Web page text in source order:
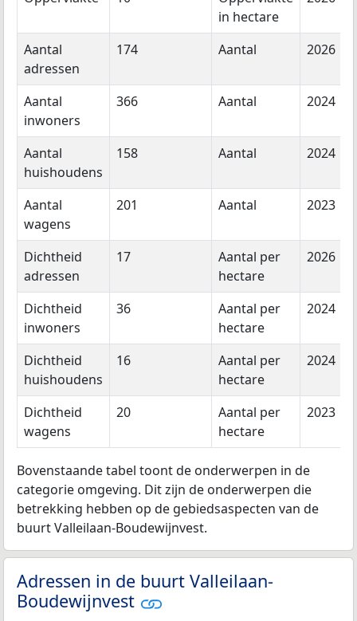
in hectare
Aantal
adressen
174 Aantal 2026
Aantal
inwoners
366 Aantal 2024
Aantal
huishoudens
158 Aantal 2024
Aantal
wagens
201 Aantal 2023
Dichtheid
adressen
17
Aantal per
hectare
2026
Dichtheid
inwoners
36
Aantal per
hectare
2024
Dichtheid
huishoudens
16
Aantal per
hectare
2024
Dichtheid
wagens
20
Aantal per
hectare
2023
Bovenstaande tabel toont de onderwerpen in de
categorie omgeving. Dit zijn de onderwerpen die
betrekking hebben op de gebiedsaspecten van de
buurt Valleilaan-Boudewijnvest.
Adressen in de buurt Valleilaan-
Boudewijnvest